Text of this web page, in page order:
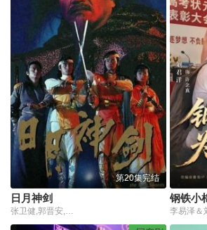
第20集完结
日月神剑
李易泽＆